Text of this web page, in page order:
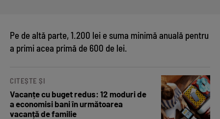
Pe de altă parte, 1.200 lei e suma minimă anuală pentru
a primi acea primă de 600 de lei.
CITEȘTE ȘI
Vacanțe cu buget redus: 12 moduri de
a economisi bani în următoarea
vacanță de familie